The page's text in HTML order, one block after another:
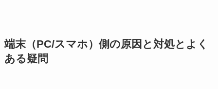
端末（PC/スマホ）側の原因と対処とよく
ある疑問